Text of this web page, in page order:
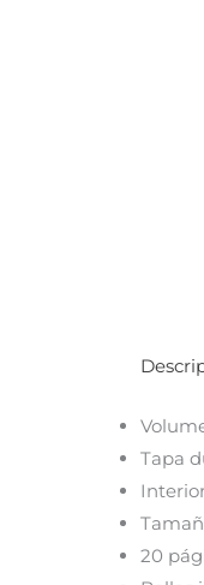
Tapa
20